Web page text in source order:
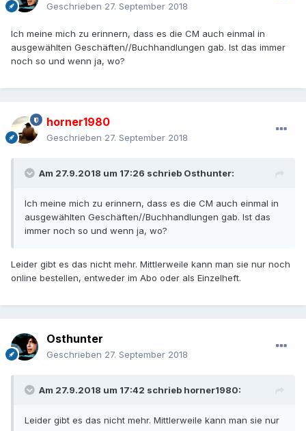
Geschrieben 27. September 2018
Ich meine mich zu erinnern, dass es die CM auch einmal in
ausgewählten Geschäften//Buchhandlungen gab. Ist das immer
noch so und wenn ja, wo?
horner1980
Geschrieben 27. September 2018
Am 27.9.2018 um 17:26 schrieb Osthunter:
Ich meine mich zu erinnern, dass es die CM auch einmal in
ausgewählten Geschäften//Buchhandlungen gab. Ist das
immer noch so und wenn ja, wo?
Leider gibt es das nicht mehr. Mittlerweile kann man sie nur noch
online bestellen, entweder im Abo oder als Einzelheft.
Osthunter
Geschrieben 27. September 2018
Am 27.9.2018 um 17:42 schrieb horner1980:
Leider gibt es das nicht mehr. Mittlerweile kann man sie nur